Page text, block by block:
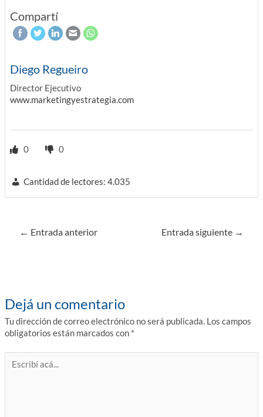
Compartí
Diego Regueiro
Director Ejecutivo
www.marketingyestrategia.com
0 0
Cantidad de lectores: 4.035
← Entrada anterior Entrada siguiente →
Dejá un comentario
Tu dirección de correo electrónico no será publicada. Los campos
obligatorios están marcados con *
acá...